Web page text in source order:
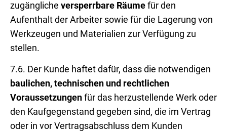
zugängliche versperrbare Räume für den
Aufenthalt der Arbeiter sowie für die Lagerung von
Werkzeugen und Materialien zur Verfügung zu
stellen.
7.6. Der Kunde haftet dafür, dass die notwendigen
baulichen, technischen und rechtlichen
Voraussetzungen für das herzustellende Werk oder
den Kaufgegenstand gegeben sind, die im Vertrag
oder in vor Vertragsabschluss dem Kunden